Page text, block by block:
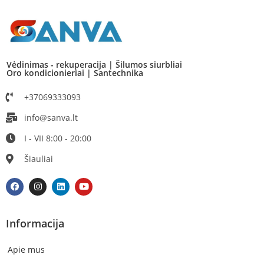
Vėdinimas - rekuperacija | Šilumos siurbliai
Oro kondicionieriai | Santechnika
+37069333093
info@sanva.lt
I - VII 8:00 - 20:00
Šiauliai
Informacija
Apie mus